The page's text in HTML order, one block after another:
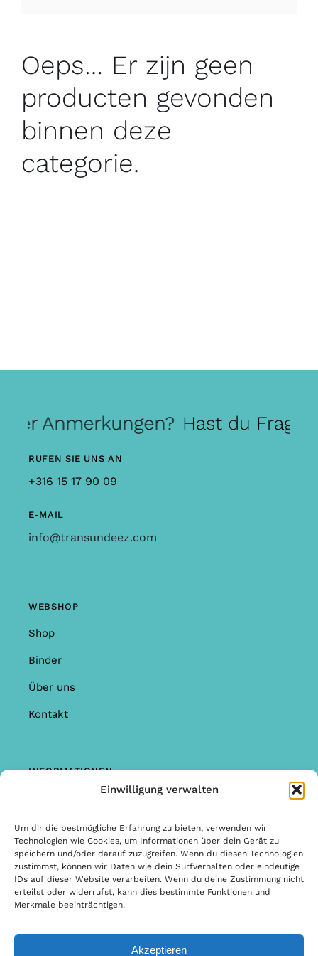
Einwilligung verwalten
Um dir die bestmögliche Erfahrung zu bieten, verwenden wir
Technologien wie Cookies, um Informationen über dein Gerät zu
speichern und/oder darauf zuzugreifen. Wenn du diesen Technologien
zustimmst, können wir Daten wie dein Surfverhalten oder eindeutige
IDs auf dieser Website verarbeiten. Wenn du deine Zustimmung nicht
erteilst oder widerrufst, kann dies bestimmte Funktionen und
Merkmale beeinträchtigen.
Akzeptieren
Review Levi
Oeps… Er zijn geen
producten gevonden
binnen deze
categorie.
Anmerkungen? Hast du
RUFEN SIE UNS AN
+316 15 17 90 09
E-MAIL
info@transundeez.com
WEBSHOP
Shop
Binder
Über uns
Kontakt
INFORMATIONEN
Garantie & Reklamationen
Allgemeine Bedingungen & Konditionen
Allgemeine Bedingungen & Konditionen
Datenschutzbestimmungen